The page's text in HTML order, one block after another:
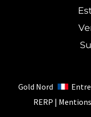
Gold Nord
RERP |